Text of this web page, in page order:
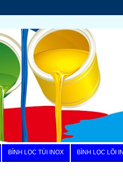
BÌNH LỌC TÚI INOX BÌNH LỌC LÕI